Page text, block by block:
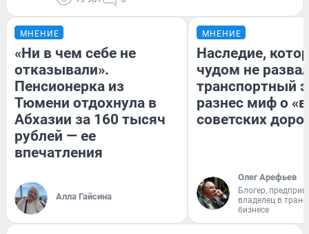
МНЕНИЕ
«Ни в чем себе не
отказывали».
Пенсионерка из
Тюмени отдохнула в
Абхазии за 160 тысяч
рублей — ее
впечатления
Алла Гайсина
МНЕНИЕ
Наследие,
чудом не
транспортный
разнес миф о
советских
Олег Арефьев
Блогер,
владелец в
бизнесе